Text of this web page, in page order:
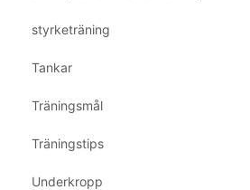
styrketräning
Tankar
Träningsmål
Träningstips
Underkropp